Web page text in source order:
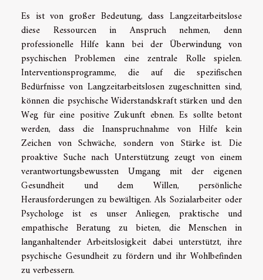
Es ist von großer Bedeutung, dass Langzeitarbeitslose
diese Ressourcen in Anspruch nehmen, denn
professionelle Hilfe kann bei der Überwindung von
psychischen Problemen eine zentrale Rolle spielen.
Interventionsprogramme, die auf die spezifischen
Bedürfnisse von Langzeitarbeitslosen zugeschnitten sind,
können die psychische Widerstandskraft stärken und den
Weg für eine positive Zukunft ebnen. Es sollte betont
werden, dass die Inanspruchnahme von Hilfe kein
Zeichen von Schwäche, sondern von Stärke ist. Die
proaktive Suche nach Unterstützung zeugt von einem
verantwortungsbewussten Umgang mit der eigenen
Gesundheit und dem Willen, persönliche
Herausforderungen zu bewältigen. Als Sozialarbeiter oder
Psychologe ist es unser Anliegen, praktische und
empathische Beratung zu bieten, die Menschen in
langanhaltender Arbeitslosigkeit dabei unterstützt, ihre
psychische Gesundheit zu fördern und ihr Wohlbefinden
zu verbessern.